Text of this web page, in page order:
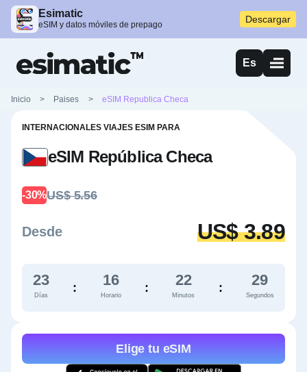
Esimatic
eSIM y datos móviles de prepago Descargar
Es
Inicio > Paises > eSIM Republica Checa
INTERNACIONALES VIAJES ESIM PARA
eSIM República Checa
-30%US$ 5.56
Desde US$ 3.89
23
Días
: 16
Horario
: 22
Minutos
: 28
Segundos
Elige tu eSIM